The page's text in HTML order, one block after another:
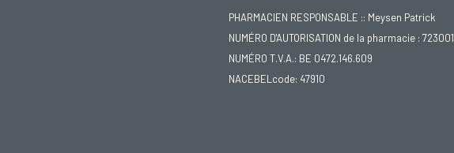
PHARMACIEN RESPONSABLE :: Meysen Patrick
NUMÉRO D'AUTORISATION de la pharmacie : 723001
NUMÉRO T.V.A.: BE 0472.146.609
NACEBELcode: 47910